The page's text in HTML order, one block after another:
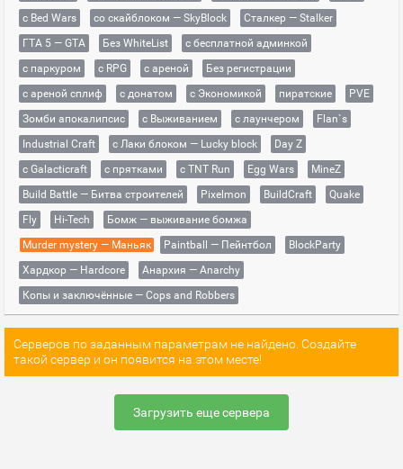
с Bed Wars
со скайблоком — SkyBlock
Сталкер — Stalker
ГТА 5 — GTA
Без WhiteList
с бесплатной админкой
с паркуром
с RPG с ареной
Без регистрации
с ареной сплиф
с донатом с Экономикой пиратские
PVE
Зомби апокалипсис
с Выживанием с лаунчером
Flan`s
Industrial Craft
с Лаки блоком — Lucky block
Day Z
с Galacticraft
с прятками с TNT Run Egg Wars
MineZ
Build Battle — Битва строителей
Pixelmon BuildCraft
Quake
Fly
Hi-Tech
Бомж — выживание бомжа
Murder mystery — Маньяк
Paintball — Пейнтбол
BlockParty
Хардкор — Hardcore
Анархия — Anarchy
Копы и заключённые — Cops and Robbers
Серверов по заданным параметрам не найдено. Создайте
такой сервер и он появится на этом месте!
Загрузить еще сервера